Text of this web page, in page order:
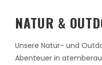
NATUR &
Unsere Natur- und
Abenteuer in